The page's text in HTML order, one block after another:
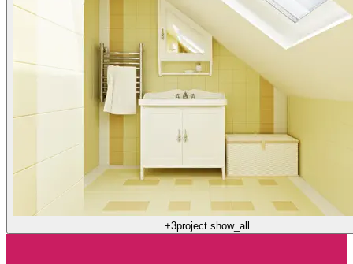
+3project.show_all